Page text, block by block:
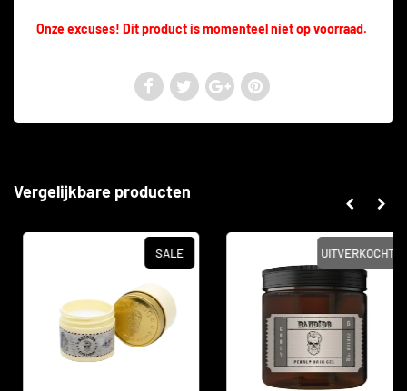
Onze excuses! Dit product is momenteel niet op voorraad.
Vergelijkbare producten
SALE UITVERKOCHT